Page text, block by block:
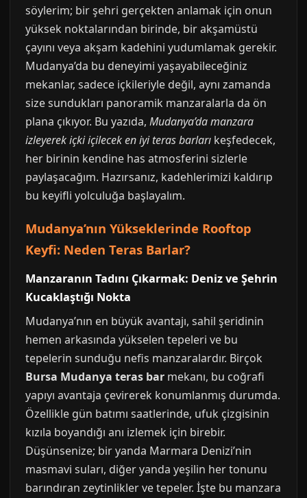
söylerim; bir şehri gerçekten anlamak için onun
yüksek noktalarından birinde, bir akşamüstü
çayını veya akşam kadehini yudumlamak gerekir.
Mudanya’da bu deneyimi yaşayabileceğiniz
mekanlar, sadece içkileriyle değil, aynı zamanda
size sundukları panoramik manzaralarla da ön
plana çıkıyor. Bu yazıda, Mudanya’da manzara
izleyerek içki içilecek en iyi teras barları keşfedecek,
her birinin kendine has atmosferini sizlerle
paylaşacağım. Hazırsanız, kadehlerimizi kaldırıp
bu keyifli yolculuğa başlayalım.
Mudanya’nın Yükseklerinde Rooftop
Keyfi: Neden Teras Barlar?
Manzaranın Tadını Çıkarmak: Deniz ve Şehrin
Kucaklaştığı Nokta
Mudanya’nın en büyük avantajı, sahil şeridinin
hemen arkasında yükselen tepeleri ve bu
tepelerin sunduğu nefis manzaralardır. Birçok
Bursa Mudanya teras bar mekanı, bu coğrafi
yapıyı avantaja çevirerek konumlanmış durumda.
Özellikle gün batımı saatlerinde, ufuk çizgisinin
kızıla boyandığı anı izlemek için birebir.
Düşünsenize; bir yanda Marmara Denizi’nin
masmavi suları, diğer yanda yeşilin her tonunu
barındıran zeytinlikler ve tepeler. İşte bu manzara